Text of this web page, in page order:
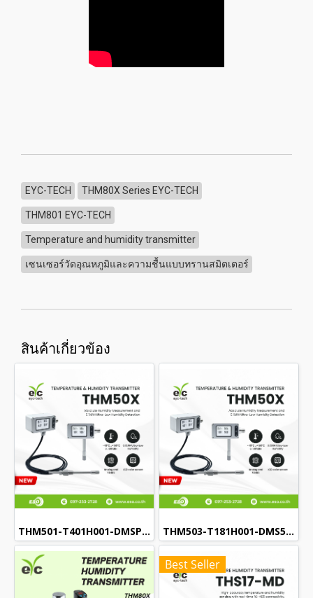
EYC-TECH THM80X Series EYC-TECH
THM801 EYC-TECH
Temperature and humidity transmitter
เซนเซอร์วัดอุณหภูมิและความชื้นแบบทรานสมิตเตอร์
สินค้าเกี่ยวข้อง
THM501-T401H001-DMSP Temperature & Humidity Transmitter THM503-T181H001-DMS5P Temperature & Humidity Transmitter
Best Seller